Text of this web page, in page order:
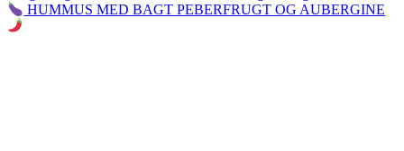
HUMMUS MED BAGT PEBERFRUGT OG AUBERGINE